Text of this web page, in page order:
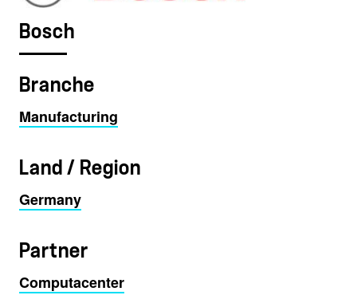
Bosch
Branche
Manufacturing
Land / Region
Germany
Partner
Computacenter